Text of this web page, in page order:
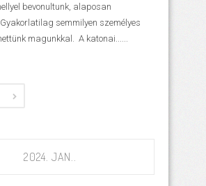
bevonultunk, alaposan
semmilyen személyes
magunkkal. A katonai......
2024. JAN..